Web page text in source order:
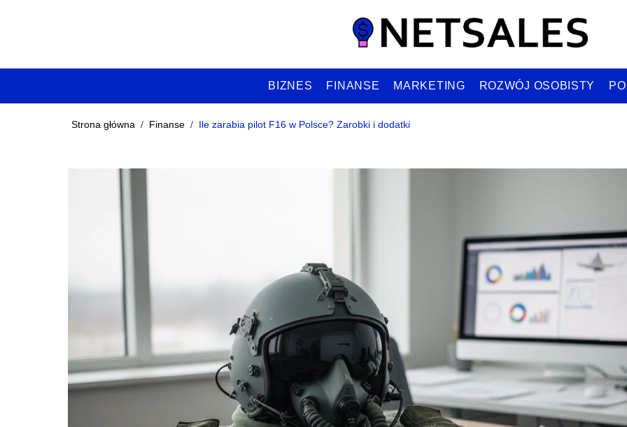
BIZNES FINANSE MARKETING ROZWÓJ OSOBISTY
Strona główna / Finanse / Ile zarabia pilot F16 w Polsce? Zarobki i dodatki